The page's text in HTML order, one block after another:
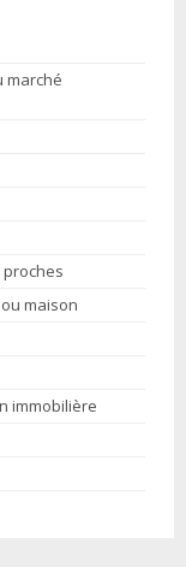
marché
maison
immobilière